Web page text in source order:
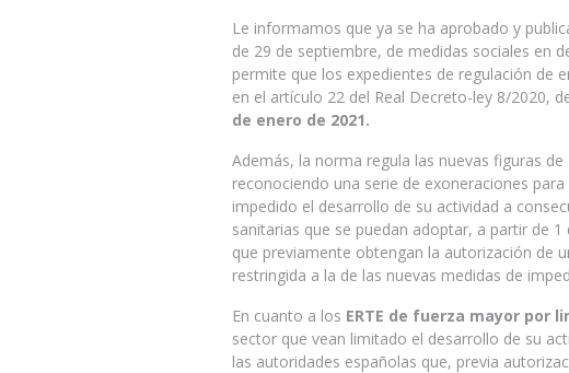
Le informamos que ya se ha aprobado y
de 29 de septiembre, de medidas sociales en
permite que los expedientes de regulación de
en el artículo 22 del Real Decreto-ley 8/2020,
de enero de 2021.
Además, la norma regula las nuevas figuras de
reconociendo una serie de exoneraciones
impedido el desarrollo de su actividad a
sanitarias que se puedan adoptar, a partir de
que previamente obtengan la autorización de
restringida a la de las nuevas medidas de
En cuanto a los ERTE de fuerza mayor por
sector que vean limitado el desarrollo de su
las autoridades españolas que, previa